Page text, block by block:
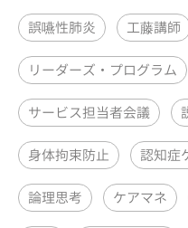
誤嚥性肺炎 工藤講師
リーダーズ・プログラム
サービス担当者会議
身体拘束防止 認知症
論理思考 ケアマネ